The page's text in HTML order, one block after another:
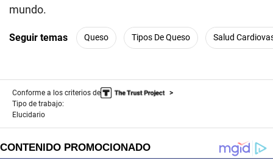
mundo.
Seguir temas Queso Tipos De Queso Salud
Conforme a los criterios de
Tipo de trabajo:
Elucidario